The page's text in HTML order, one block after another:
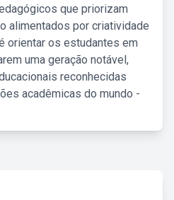
que priorizam
alimentados por criatividade
orientar os estudantes em
uma geração notável,
reconhecidas
acadêmicas do mundo -